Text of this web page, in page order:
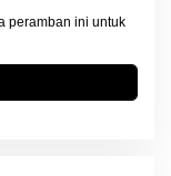
peramban ini untuk